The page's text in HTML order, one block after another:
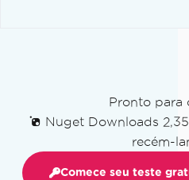
Pronto para
Nuget Downloads
recém-
Comece seu teste